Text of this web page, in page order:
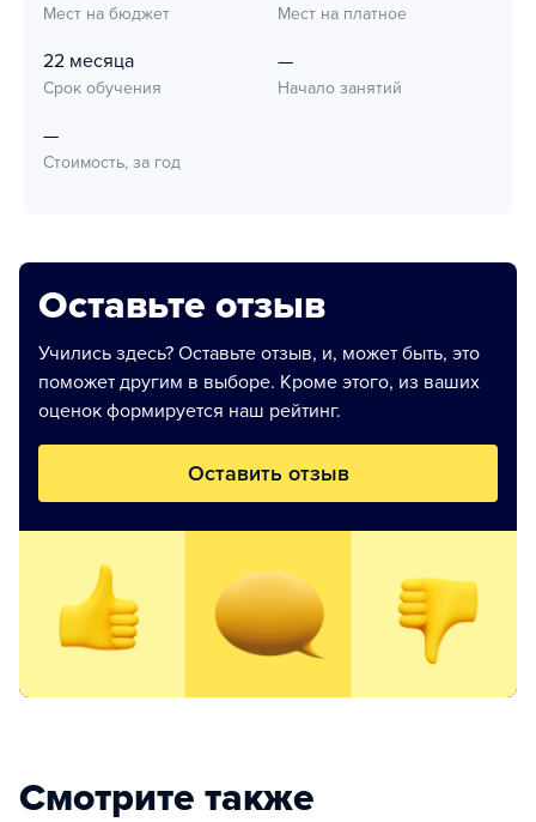
Мест на бюджет Мест на платное
22 месяца
Срок обучения
—
Начало занятий
—
Стоимость, за год
Оставьте отзыв
Учились здесь? Оставьте отзыв, и, может быть, это
поможет другим в выборе. Кроме этого, из ваших
оценок формируется наш рейтинг.
Оставить отзыв
Смотрите также